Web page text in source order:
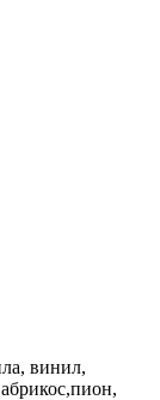
винил,